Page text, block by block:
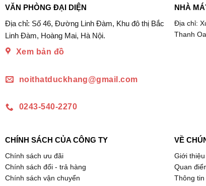
VĂN PHÒNG ĐẠI DIỆN
Địa chỉ: Số 46, Đường Linh Đàm, Khu đô thị Bắc
Linh Đàm, Hoàng Mai, Hà Nội.
Xem bản đồ
noithatduckhang@gmail.com
0243-540-2270
NHÀ
Địa chỉ:
Thanh
CHÍNH SÁCH CỦA CÔNG TY
Chính sách ưu đãi
Chính sách đổi - trả hàng
Chính sách vận chuyển
VỀ
Giới
Quan
Thông